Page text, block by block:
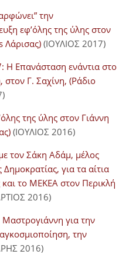
την
εφ’όλης της ύλης στον
Λάρισας) (ΙΟΥΛΙΟΣ 2017)
Η Επανάσταση ενάντια στο
Γ. Σαχίνη, (Ράδιο
της ύλης στον Γιάννη
(ΙΟΥΛΙΟΣ 2016)
τον Σάκη Αδάμ, μέλος
για τα αίτια
το ΜΕΚΕΑ στον Περικλή
2016)
για την
την
2016)